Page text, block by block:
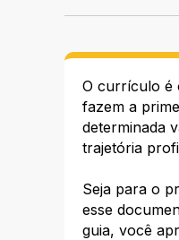
O currículo é
fazem a
determinada
trajetória
Seja para o
esse
guia, você